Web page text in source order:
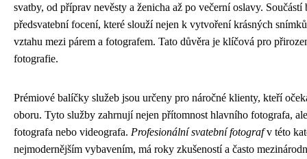
svatby, od příprav nevěsty a ženicha až po večerní oslavy.
předsvatební focení, které slouží nejen k vytvoření krásných
vztahu mezi párem a fotografem. Tato důvěra je klíčová pro
fotografie.
Prémiové balíčky služeb jsou určeny pro náročné klienty, kteří
oboru. Tyto služby zahrnují nejen přítomnost hlavního fotografa,
fotografa nebo videografa. Profesionální svatební fotografv této
nejmodernějším vybavením, má roky zkušeností a často